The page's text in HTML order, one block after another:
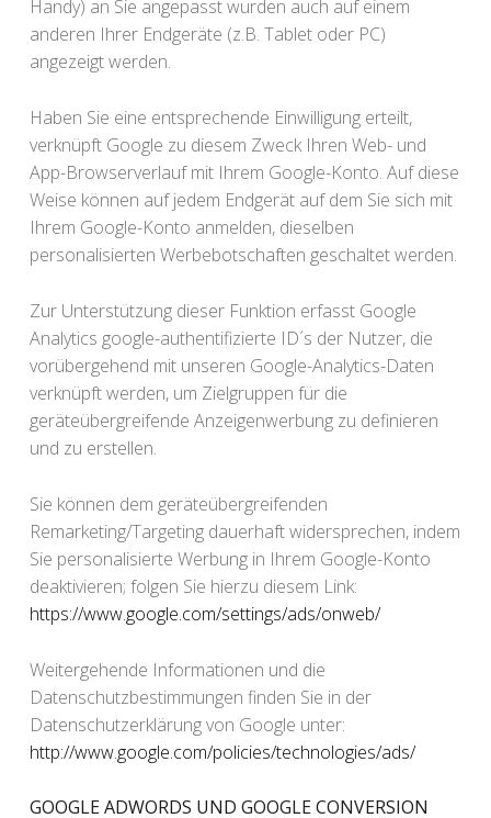
Handy) an Sie angepasst wurden auch auf einem
anderen Ihrer Endgeräte (z.B. Tablet oder PC)
angezeigt werden.
Haben Sie eine entsprechende Einwilligung erteilt,
verknüpft Google zu diesem Zweck Ihren Web- und
App-Browserverlauf mit Ihrem Google-Konto. Auf diese
Weise können auf jedem Endgerät auf dem Sie sich mit
Ihrem Google-Konto anmelden, dieselben
personalisierten Werbebotschaften geschaltet werden.
Zur Unterstützung dieser Funktion erfasst Google
Analytics google-authentifizierte ID´s der Nutzer, die
vorübergehend mit unseren Google-Analytics-Daten
verknüpft werden, um Zielgruppen für die
geräteübergreifende Anzeigenwerbung zu definieren
und zu erstellen.
Sie können dem geräteübergreifenden
Remarketing/Targeting dauerhaft widersprechen, indem
Sie personalisierte Werbung in Ihrem Google-Konto
deaktivieren; folgen Sie hierzu diesem Link:
https://www.google.com/settings/ads/onweb/
Weitergehende Informationen und die
Datenschutzbestimmungen finden Sie in der
Datenschutzerklärung von Google unter:
http://www.google.com/policies/technologies/ads/
GOOGLE ADWORDS UND GOOGLE CONVERSION